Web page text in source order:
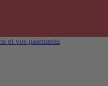
et vos paiements